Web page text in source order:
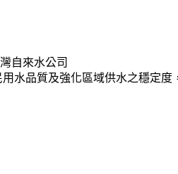
自來水公司
水品質及強化區域供水之穩定